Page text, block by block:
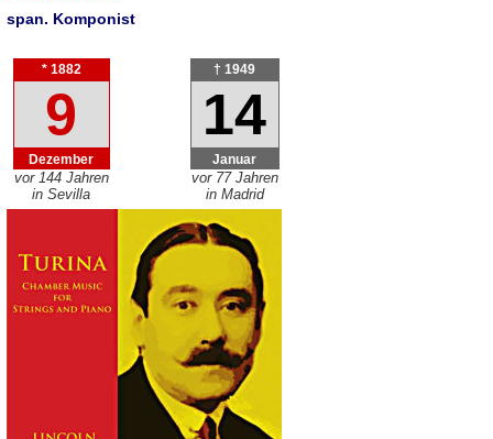
span. Komponist
* 1882
9
Dezember
vor 144 Jahren
in Sevilla
† 1949
14
Januar
vor 77 Jahren
in Madrid